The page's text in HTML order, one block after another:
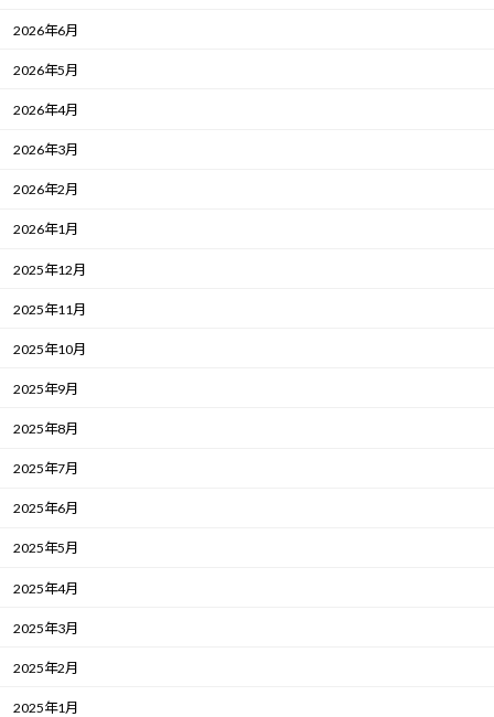
2026年6月
2026年5月
2026年4月
2026年3月
2026年2月
2026年1月
2025年12月
2025年11月
2025年10月
2025年9月
2025年8月
2025年7月
2025年6月
2025年5月
2025年4月
2025年3月
2025年2月
2025年1月